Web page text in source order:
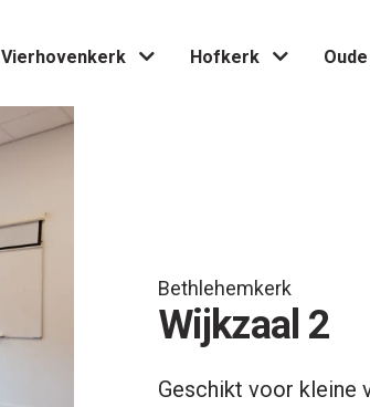
Vierhovenkerk Hofkerk
Bethlehemkerk
Wijkzaal 2
Geschikt voor kleine